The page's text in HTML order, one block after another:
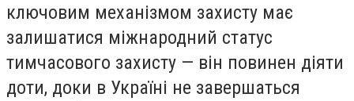
ключовим механізмом захисту має
залишатися міжнародний статус
тимчасового захисту — він повинен діяти
доти, доки в Україні не завершаться